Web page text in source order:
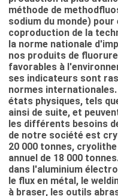
méthode de
sodium du monde)
coproduction de la
la norme nationale
nos produits de
favorables à
ses indicateurs sont
normes
états physiques, tels
ainsi de suite, et
les différents besoins
de notre société est
20 000 tonnes,
annuel de 18 000
dans l'aluminium
le flux en métal, le
à braser, les outils